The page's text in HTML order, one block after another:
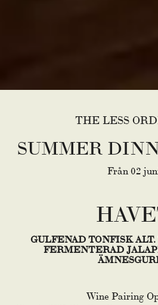
THE LESS
SUMMER
Från 02
GULFENAD TONFISK
FERMENTERAD
Wine Pairing